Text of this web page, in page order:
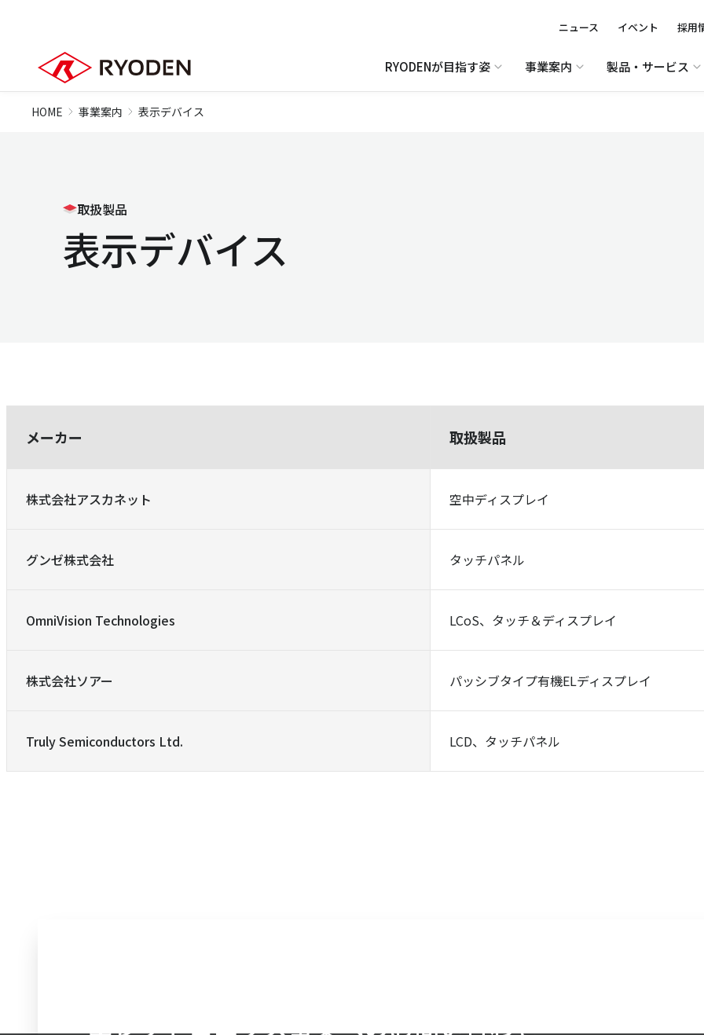
ニュース イベント 採用
RYODENが目指す姿 事業案内 製品・サービス
HOME 事業案内 表示デバイス
取扱製品
表示デバイス
メーカー 取扱製品
株式会社アスカネット 空中ディスプレイ
グンゼ株式会社 タッチパネル
OmniVision Technologies LCoS、タッチ＆ディスプレイ
株式会社ソアー パッシブタイプ有機ELディスプレイ
Truly Semiconductors Ltd. LCD、タッチパネル
エレクトロニクス事業へのお問い合わせ